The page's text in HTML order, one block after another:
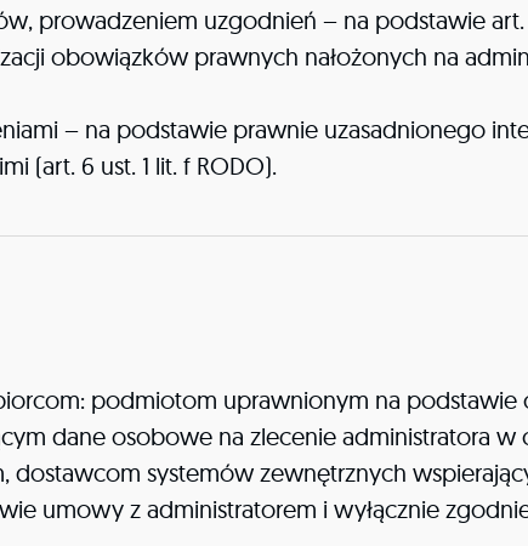
prowadzeniem uzgodnień – na podstawie art.
obowiązków prawnych nałożonych na
– na podstawie prawnie uzasadnionego
(art. 6 ust. 1 lit. f RODO).
podmiotom uprawnionym na
dane osobowe na zlecenie administratora w
systemów zewnętrznych
umowy z administratorem i wyłącznie